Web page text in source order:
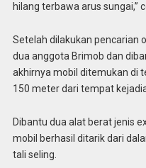
hilang terbawa arus sungai,”
Setelah dilakukan pencarian
dua anggota Brimob dan
akhirnya mobil ditemukan di
150 meter dari tempat
Dibantu dua alat berat jenis
mobil berhasil ditarik dari
tali seling.